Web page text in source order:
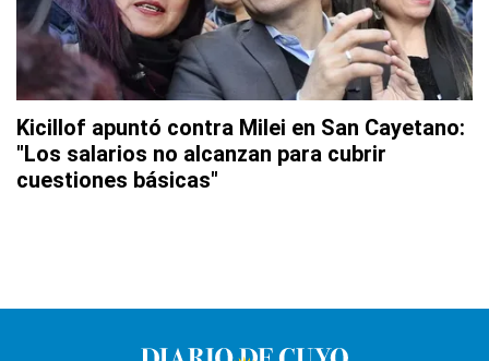
Kicillof apuntó contra Milei en San Cayetano:
"Los salarios no alcanzan para cubrir
cuestiones básicas"